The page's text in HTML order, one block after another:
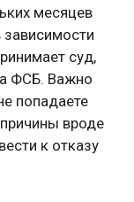
месяцев
суд,
ФСБ. Важно
попадаете
вроде
к отказу